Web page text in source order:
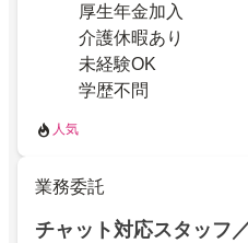
厚生年金加入
介護休暇あり
未経験OK
学歴不問
人気
業務委託
チャット対応スタッフ